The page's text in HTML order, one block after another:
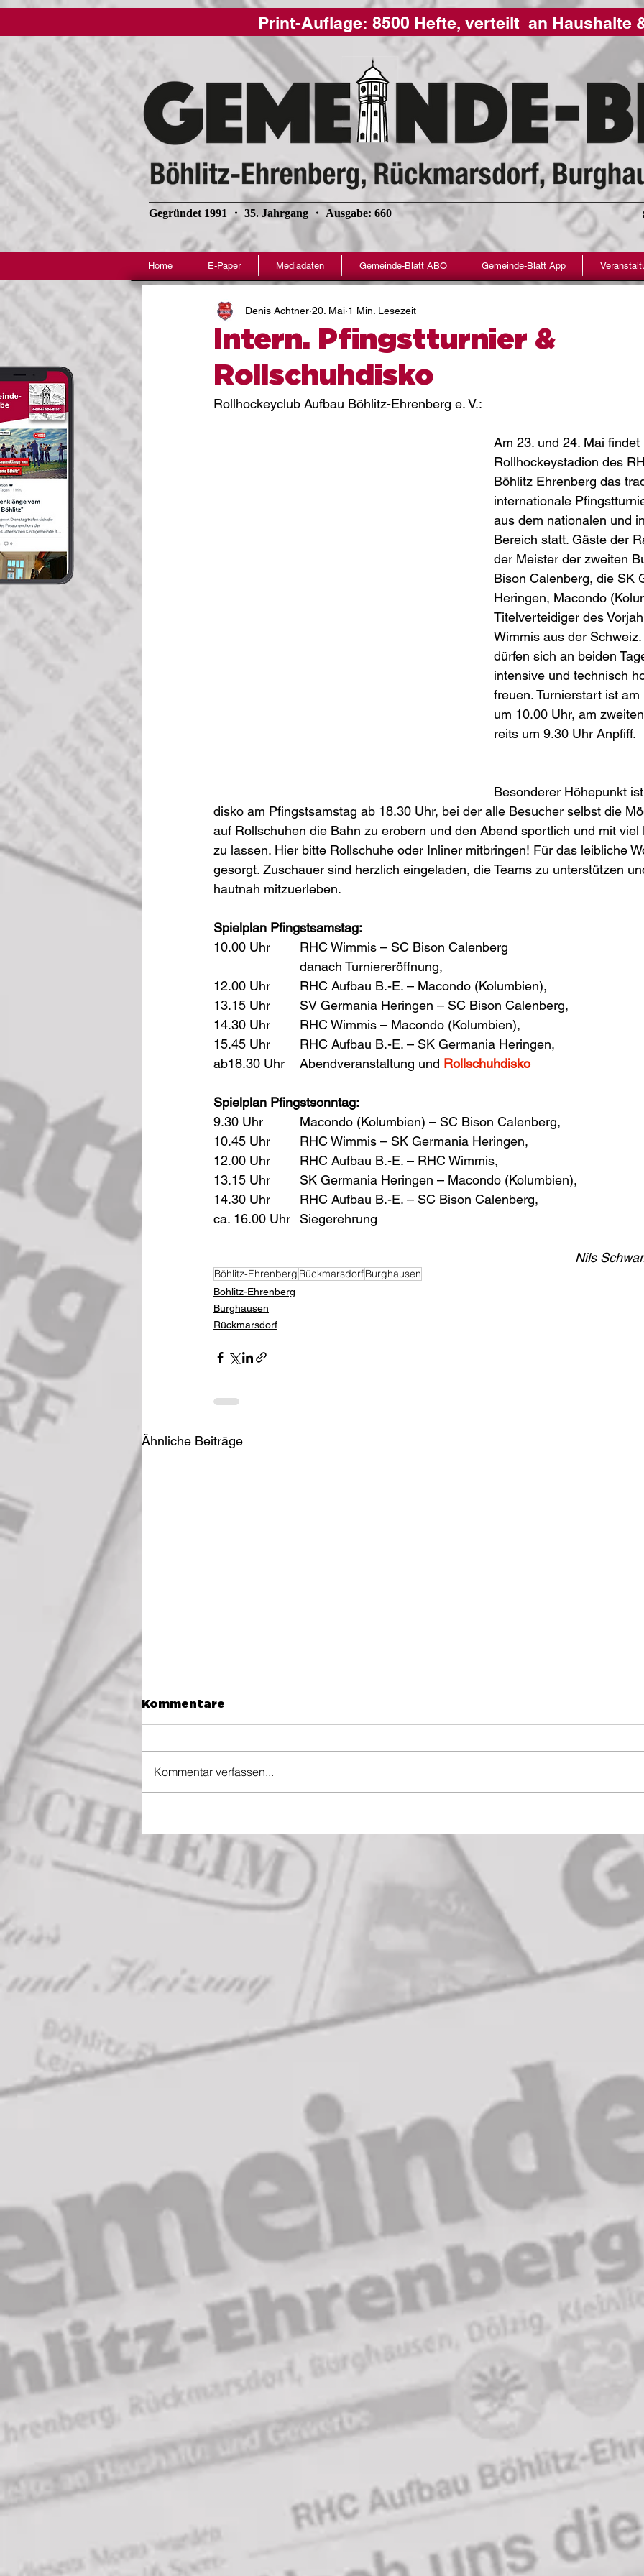
google-site-verification=YH2q0GamxuBGl1qV7ricoQL3nWE1D6EaWslbGN0HiSg
Print-Auflage: 8500 Hefte, verteilt an
Gegründet 1991 ・ 35. Jahrgang ・ Ausgabe: 660
Home E-Paper Mediadaten Gemeinde-Blatt ABO Gemeinde-Blatt App
Intern. Pfingstturnier &
Rollschuhdisko
Denis Achtner 20. Mai 1 Min. Lesezeit
Rollhockeyclub Aufbau Böhlitz-Ehrenberg e. V.:
Am 23. und 24. Mai findet
Rollhockeystadion des
Böhlitz Ehrenberg das
internationale
aus dem nationalen und
Bereich statt. Gäste der
der Meister der zweiten
Bison Calenberg, die SK
Heringen, Macondo
Titelverteidiger des
Wimmis aus der
dürfen sich an beiden
intensive und technisch
freuen. Turnier­start ist
um 10.00 Uhr, am
reits um 9.30 Uhr Anpfiff.
Besonderer Höhe­punkt
disko am Pfingstsams­tag ab 18.30 Uhr, bei der alle Besucher selbst die
auf Rollschuhen die Bahn zu erobern und den Abend sportlich und mit viel
zu lassen. Hier bitte Roll­schuhe oder Inliner mitbringen! Für das leibliche
gesorgt. Zuschauer sind herzlich eingeladen, die Teams zu unterstützen
hautnah mitzuerleben.
Spielplan Pfingstsamstag:
10.00 Uhr    	RHC Wimmis – SC Bison Calenberg
			danach Turniereröffnung,
12.00 Uhr 	RHC Aufbau B.-E. – Macondo (Kolumbien),
13.15 Uhr 	SV Germania Heringen – SC Bison Calenberg,
14.30 Uhr 	RHC Wimmis – Macondo (Kolumbien),
15.45 Uhr 	RHC Aufbau B.-E. – SK Germania Heringen,
ab18.30 Uhr 	Abendveranstaltung und Rollschuhdisko
Spielplan Pfingstsonntag:
9.30 Uhr 		Macondo (Kolumbien) – SC Bison Calenberg,
10.45 Uhr 	RHC Wimmis – SK Germania Heringen,
12.00 Uhr 	RHC Aufbau B.-E. – RHC Wimmis,
13.15 Uhr 	SK Germania Heringen – Macondo (Kolumbien),
14.30 Uhr 	RHC Aufbau B.-E. – SC Bison Calenberg,
Nils
Böhlitz-Ehrenberg RückmarsdorfBurghausen
Böhlitz-Ehrenberg
Burghausen
Rückmarsdorf
Ähnliche Beiträge
Fiddl Folk Familie
wieder im Einsatz
Kommentare
Kommentar verfassen...